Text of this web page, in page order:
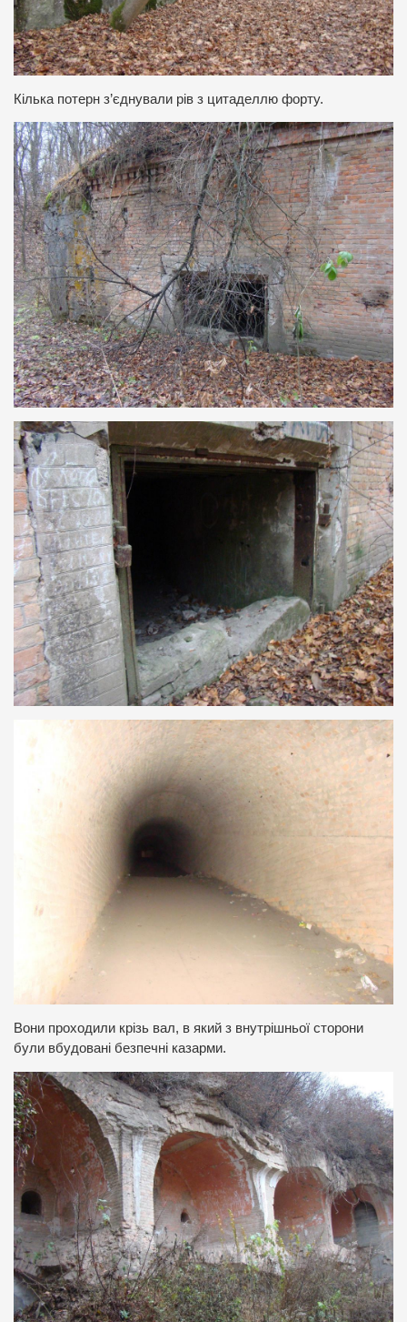
Кілька потерн з’єднували рів з цитаделлю форту.
Вони проходили крізь вал, в який з внутрішньої сторони
були вбудовані безпечні казарми.